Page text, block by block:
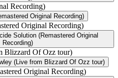
Recording)
Original Recording)
Original Recording)
Solution (Remastered Original
Recording)
Blizzard Of Ozz tour)
(Live from Blizzard Of Ozz tour)
Original Recording)